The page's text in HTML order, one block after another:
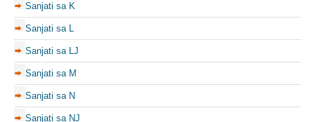
Sanjati sa K
Sanjati sa L
Sanjati sa LJ
Sanjati sa M
Sanjati sa N
Sanjati sa NJ